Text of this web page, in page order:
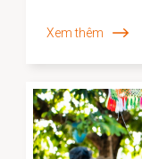
Xem thêm